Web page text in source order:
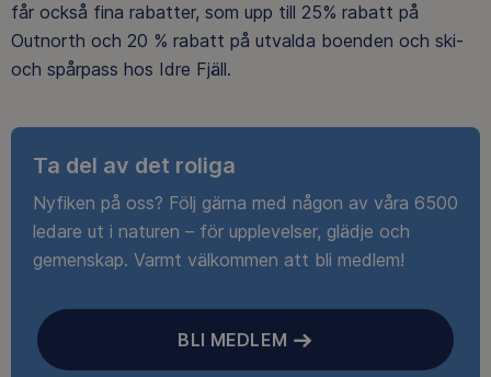
får också fina rabatter, som upp till 25% rabatt på
Outnorth och 20 % rabatt på utvalda boenden och ski-
och spårpass hos Idre Fjäll.
Ta del av det roliga
Nyfiken på oss? Följ gärna med någon av våra 6500
ledare ut i naturen – för upplevelser, glädje och
gemenskap. Varmt välkommen att bli medlem!
BLI MEDLEM